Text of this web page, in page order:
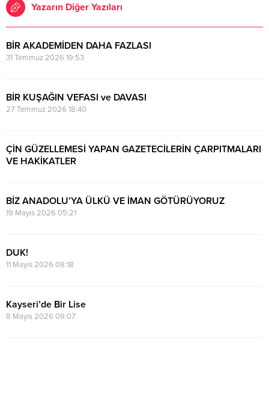
Yazarın Diğer Yazıları
BİR AKADEMİDEN DAHA FAZLASI
31 Temmuz 2026 19:53
BİR KUŞAĞIN VEFASI ve DAVASI
27 Temmuz 2026 18:40
ÇİN GÜZELLEMESİ YAPAN GAZETECİLERİN ÇARPITMALARI
VE HAKİKATLER
BİZ ANADOLU’YA ÜLKÜ VE İMAN GÖTÜRÜYORUZ
19 Mayıs 2026 05:21
DUK!
11 Mayıs 2026 08:18
Kayseri’de Bir Lise
8 Mayıs 2026 09:07